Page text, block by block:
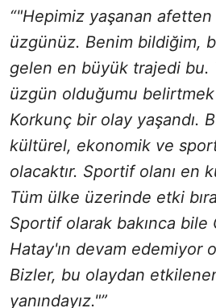
“"Hepimiz yaşanan afetten
üzgünüz. Benim bildiğim,
gelen en büyük trajedi bu.
üzgün olduğumu
Korkunç bir olay yaşandı.
kültürel, ekonomik ve
olacaktır. Sportif olanı en
Tüm ülke üzerinde etki
Sportif olarak bakınca bile
Hatay'ın devam edemiyor
Bizler, bu olaydan
yanındayız."”